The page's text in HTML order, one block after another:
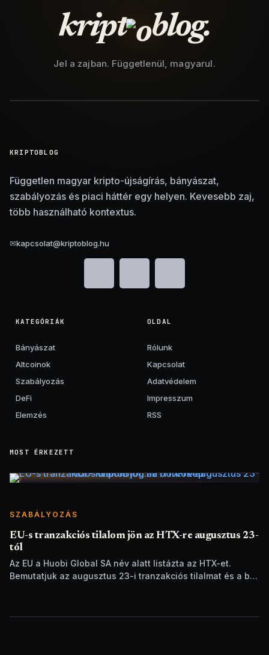
kript blog.
Jel a zajban. Függetlenül, magyarul.
KRIPTOBLOG
Független magyar kripto-újságírás, bányászat,
szabályozás és piaci háttér egy helyen. Kevesebb zaj,
több használható kontextus.
✉kapcsolat@kriptoblog.hu
KATEGÓRIÁK
Bányászat
Altcoinok
Szabályozás
DeFi
Elemzés
OLDAL
Rólunk
Kapcsolat
Adatvédelem
Impresszum
RSS
MOST ÉRKEZETT
SZABÁLYOZÁS
EU-s tranzakciós tilalom jön az HTX-re augusztus 23-
tól
Az EU a Huobi Global SA név alatt listázta az HTX-et.
Bemutatjuk az augusztus 23-i tranzakciós tilalmat és a brit